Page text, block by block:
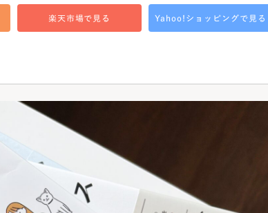
楽天市場で見る Yahoo!ショッピングで見る